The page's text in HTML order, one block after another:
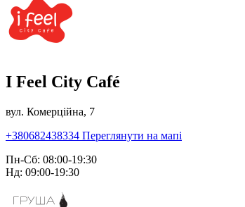
I Feel City Café
вул. Комерційна, 7
+380682438334 Переглянути на мапі
Пн-Сб: 08:00-19:30
Нд: 09:00-19:30